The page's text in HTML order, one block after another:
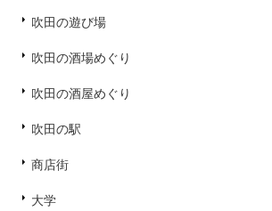
吹田の遊び場
吹田の酒場めぐり
吹田の酒屋めぐり
吹田の駅
商店街
大学